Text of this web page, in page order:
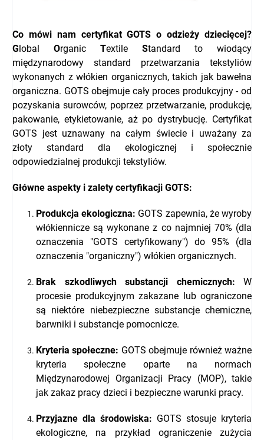
Co mówi nam certyfikat GOTS o odzieży dziecięcej?
G lobal Organic Textile Standard to wiodący
międzynarodowy standard przetwarzania tekstyliów
wykonanych z włókien organicznych, takich jak bawełna
organiczna. GOTS obejmuje cały proces produkcyjny - od
pozyskania surowców, poprzez przetwarzanie, produkcję,
pakowanie, etykietowanie, aż po dystrybucję. Certyfikat
GOTS jest uznawany na całym świecie i uważany za
złoty standard dla ekologicznej i społecznie
odpowiedzialnej produkcji tekstyliów.
Główne aspekty i zalety certyfikacji GOTS:
Produkcja ekologiczna: GOTS zapewnia, że wyroby
włókiennicze są wykonane z co najmniej 70% (dla
oznaczenia "GOTS certyfikowany") do 95% (dla
oznaczenia "organiczny") włókien organicznych.
Brak szkodliwych substancji chemicznych: W
procesie produkcyjnym zakazane lub ograniczone
są niektóre niebezpieczne substancje chemiczne,
barwniki i substancje pomocnicze.
Kryteria społeczne: GOTS obejmuje również ważne
kryteria społeczne oparte na normach
Międzynarodowej Organizacji Pracy (MOP), takie
jak zakaz pracy dzieci i bezpieczne warunki pracy.
Przyjazne dla środowiska: GOTS stosuje kryteria
ekologiczne, na przykład ograniczenie zużycia